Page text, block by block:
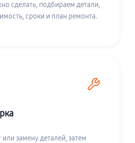
сделать, подбираем детали,
сроки и план ремонта.
замену деталей, затем